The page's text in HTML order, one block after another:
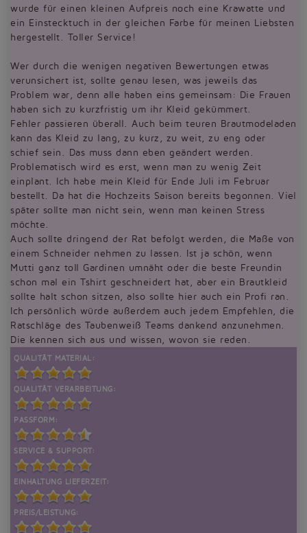
wurde für einen kleinen Aufpreis noch eine Krawatte und
ein Einstecktuch in der gleichen Farbe für meinen Liebsten
hergestellt. Toller Service!
Wer durch die wenigen negativen Bewertungen etwas
verunsichert ist, sollte genau lesen, was jeweils das
Problem war, denn alle haben eins gemeinsam: Die Frauen
haben sich zu kurzfristig um ihr Kleid gekümmert.
Fehler passieren überall. Auch beim teuren Brautmodeladen
kann das Kleid zu lang, zu kurz, zu weit, zu eng oder
schief sein. Das muss dann eben geändert werden.
Problematisch wird es erst, wenn man zu wenig Zeit
einplant. Ich habe mein Kleid für Ende Juli im Februar
bestellt. Da hat die Hochzeits Saison bereits begonnen. Viel
später sollte man nicht sein, wenn man keinen Stress
möchte.
Auch sollte dringend der Rat befolgt werden, die Maße von
einem Schneider nehmen zu lassen. Ist ja schön, wenn
Mutti ganz toll Gardinen umnäht oder die beste Freundin
schon mal ein Tshirt geschneidert hat, aber ein Brautkleid
sollte halt schon sitzen, also sollte hier auch ein Profi ran.
Ich persönlich würde außerdem auch jedem Empfehlen, die
Ratschläge des Taubenweiß Teams dankend anzunehmen.
Die kennen sich aus und wissen, wovon sie reden.
QUALITÄT MATERIAL:
QUALITÄT VERARBEITUNG:
PASSFORM:
SERVICE & SUPPORT:
EINHALTUNG LIEFERZEIT:
PREIS/LEISTUNG: